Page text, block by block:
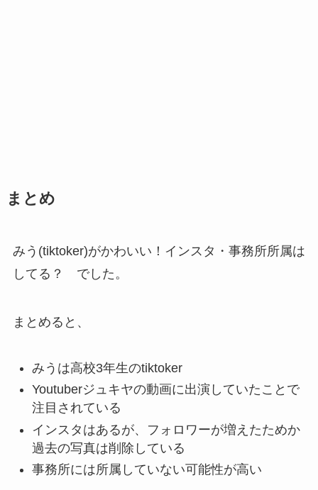
まとめ
みう(tiktoker)がかわいい！インスタ・事務所所属は
してる？ でした。
まとめると、
みうは高校3年生のtiktoker
Youtuberジュキヤの動画に出演していたことで
注目されている
インスタはあるが、フォロワーが増えたためか
過去の写真は削除している
事務所には所属していない可能性が高い